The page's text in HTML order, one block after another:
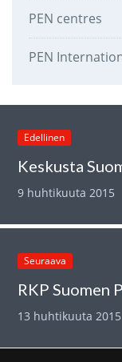
PEN centres
PEN
Edellinen
9 huhtikuuta 2015
Seuraava
RKP Suomen
13 huhtikuuta 2015